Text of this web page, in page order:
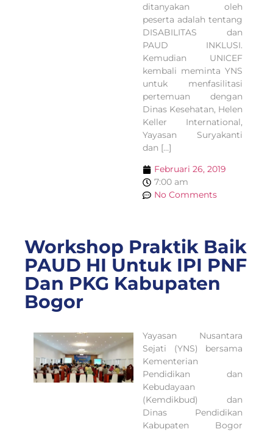
ditanyakan oleh
peserta adalah tentang
DISABILITAS dan
PAUD INKLUSI.
Kemudian UNICEF
kembali meminta YNS
untuk menfasilitasi
pertemuan dengan
Dinas Kesehatan, Helen
Keller International,
Yayasan Suryakanti
dan […]
Februari 26, 2019
7:00 am
No Comments
Workshop Praktik Baik
PAUD HI Untuk IPI PNF
Dan PKG Kabupaten
Bogor
Yayasan Nusantara
Sejati (YNS) bersama
Kementerian
Pendidikan dan
Kebudayaan
(Kemdikbud) dan
Dinas Pendidikan
Kabupaten Bogor